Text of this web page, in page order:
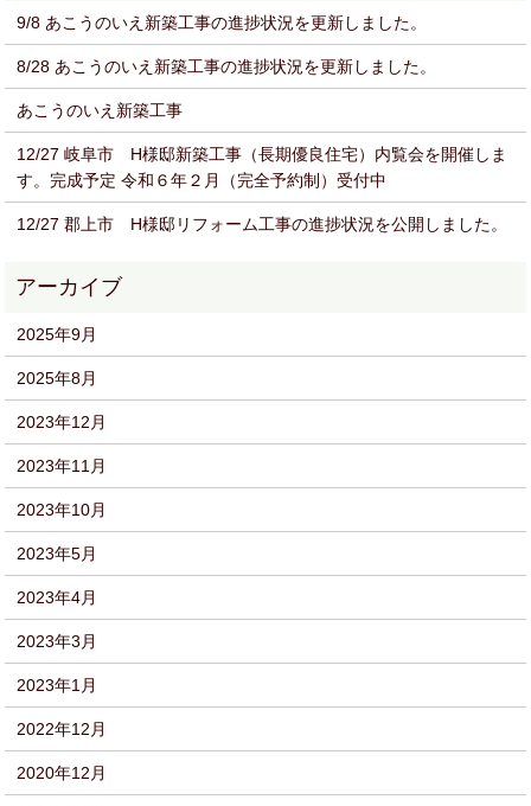
9/8 あこうのいえ新築工事の進捗状況を更新しました。
8/28 あこうのいえ新築工事の進捗状況を更新しました。
あこうのいえ新築工事
12/27 岐阜市 H様邸新築工事（長期優良住宅）内覧会を開催しま
す。完成予定 令和６年２月（完全予約制）受付中
12/27 郡上市 H様邸リフォーム工事の進捗状況を公開しました。
2025年9月
2025年8月
2023年12月
2023年11月
2023年10月
2023年5月
2023年4月
2023年3月
2023年1月
2022年12月
2020年12月